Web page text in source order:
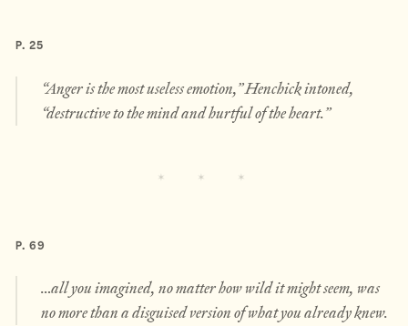
P. 25
“Anger is the most useless emotion,” Henchick intoned,
“destructive to the mind and hurtful of the heart.”
P. 69
…all you imagined, no matter how wild it might seem, was
no more than a disguised version of what you already knew.